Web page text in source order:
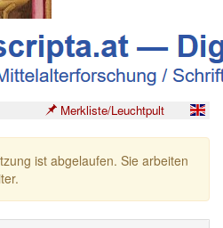
Merkliste/Leuchtpult
ist abgelaufen. Sie arbeiten